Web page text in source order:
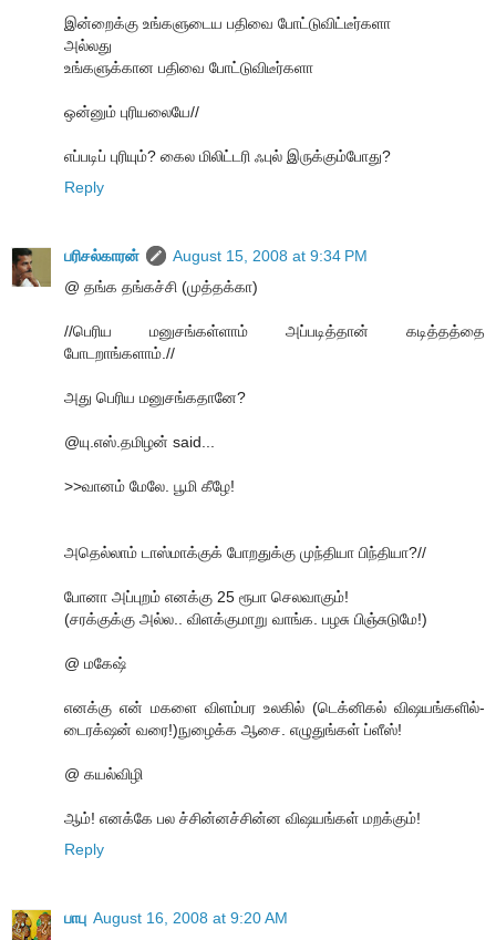
இன்றைக்கு உங்களுடைய பதிவை போட்டுவிட்டீர்களா
அல்லது
உங்களுக்கான பதிவை போட்டுவிடீர்களா
ஒன்னும் புரியலையே//
எப்படிப் புரியும்? கைல மிலிட்டரி ஃபுல் இருக்கும்போது?
Reply
பரிசல்காரன்
August 15, 2008 at 9:34 PM
@ தங்க தங்கச்சி (முத்தக்கா)
//பெரிய மனுசங்கள்ளாம் அப்படித்தான் கடித்தத்தை
போடறாங்களாம்.//
அது பெரிய மனுசங்கதானே?
@யு.எஸ்.தமிழன் said...
>>வானம் மேலே. பூமி கீழே!
அதெல்லாம் டாஸ்மாக்குக் போறதுக்கு முந்தியா பிந்தியா?//
போனா அப்புறம் எனக்கு 25 ரூபா செலவாகும்!
(சரக்குக்கு அல்ல.. விளக்குமாறு வாங்க. பழசு பிஞ்சுடுமே!)
@ மகேஷ்
எனக்கு என் மகளை விளம்பர உலகில் (டெக்னிகல் விஷயங்களில்-
டைரக்‌ஷன் வரை!)நுழைக்க ஆசை. எழுதுங்கள் ப்ளீஸ்!
@ கயல்விழி
ஆம்! எனக்கே பல ச்சின்னச்சின்ன விஷயங்கள் மறக்கும்!
Reply
பாபு August 16, 2008 at 9:20 AM